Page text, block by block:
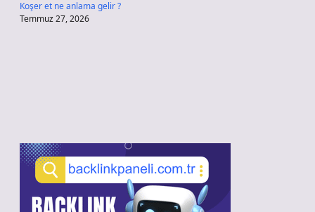
Koşer et ne anlama gelir ?
Temmuz 27, 2026